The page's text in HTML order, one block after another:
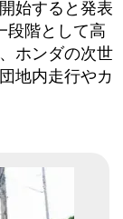
始すると発表
段階として高
ホンダの次世
地内走行やカ